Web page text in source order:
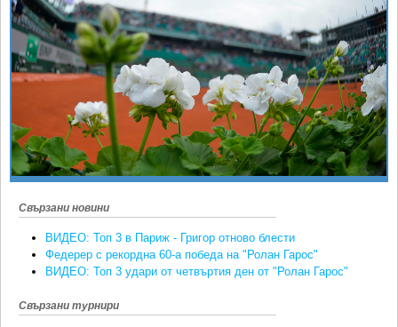
КЛУБОВЕ
БЛОГ
ЖЪЛТО
РАКЕТНИ
Спорт&Фитнес
Други
Свързани новини
ВИДЕО: Топ 3 в Париж - Григор отново блести
Федерер с рекордна 60-а победа на "Ролан Гарос"
ВИДЕО: Топ 3 удари от четвъртия ден от "Ролан Гарос"
Свързани турнири